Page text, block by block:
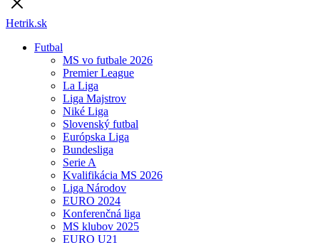
Hetrik.sk
Futbal
MS vo futbale 2026
Premier League
La Liga
Liga Majstrov
Niké Liga
Slovenský futbal
Európska Liga
Bundesliga
Serie A
Kvalifikácia MS 2026
Liga Národov
EURO 2024
Konferenčná liga
MS klubov 2025
EURO U21